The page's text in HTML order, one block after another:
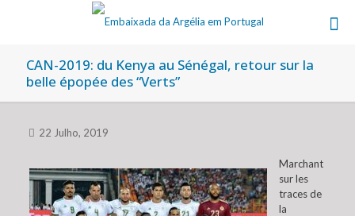
CAN-2019: du Kenya au Sénégal, retour sur la
belle épopée des “Verts”
22 Julho, 2019
Marchant
sur les
traces de
la